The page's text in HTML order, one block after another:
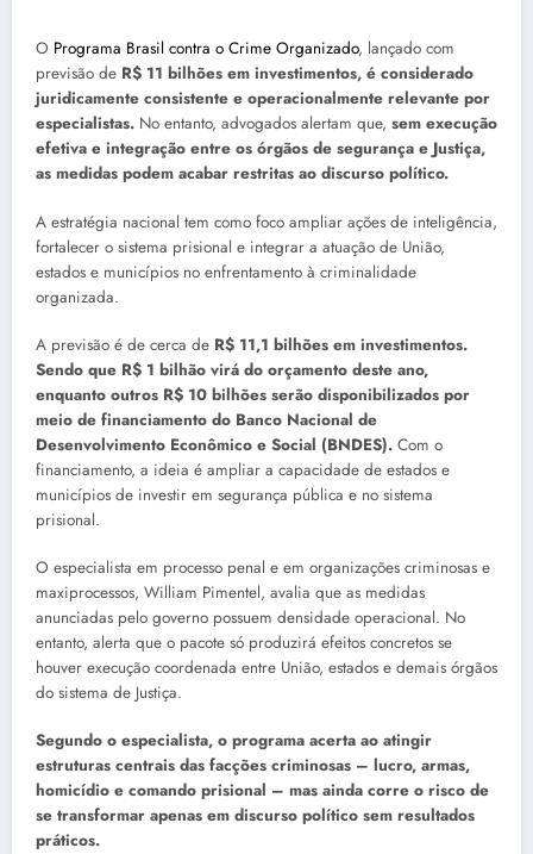
O Programa Brasil contra o Crime Organizado, lançado com
previsão de R$ 11 bilhões em investimentos, é considerado
juridicamente consistente e operacionalmente relevante por
especialistas. No entanto, advogados alertam que, sem execução
efetiva e integração entre os órgãos de segurança e Justiça,
as medidas podem acabar restritas ao discurso político.
A estratégia nacional tem como foco ampliar ações de inteligência,
fortalecer o sistema prisional e integrar a atuação de União,
estados e municípios no enfrentamento à criminalidade
organizada.
A previsão é de cerca de R$ 11,1 bilhões em investimentos.
Sendo que R$ 1 bilhão virá do orçamento deste ano,
enquanto outros R$ 10 bilhões serão disponibilizados por
meio de financiamento do Banco Nacional de
Desenvolvimento Econômico e Social (BNDES). Com o
financiamento, a ideia é ampliar a capacidade de estados e
municípios de investir em segurança pública e no sistema
prisional.
O especialista em processo penal e em organizações criminosas e
maxiprocessos, William Pimentel, avalia que as medidas
anunciadas pelo governo possuem densidade operacional. No
entanto, alerta que o pacote só produzirá efeitos concretos se
houver execução coordenada entre União, estados e demais órgãos
do sistema de Justiça.
Segundo o especialista, o programa acerta ao atingir
estruturas centrais das facções criminosas – lucro, armas,
homicídio e comando prisional – mas ainda corre o risco de
se transformar apenas em discurso político sem resultados
práticos.